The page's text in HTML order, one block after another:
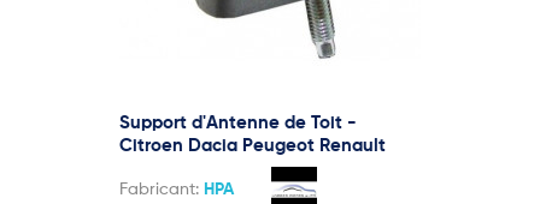
Support d'Antenne de Toit -
Citroen Dacia Peugeot Renault
Fabricant: HPA